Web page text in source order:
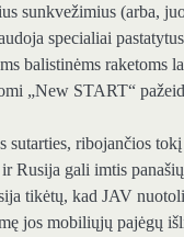
sunkvežimius (arba,
specialiai
balistinėms raketoms
„New START“
sutarties, ribojančios
Rusija gali imtis
tikėtų, kad JAV
jos mobiliųjų pajėgų